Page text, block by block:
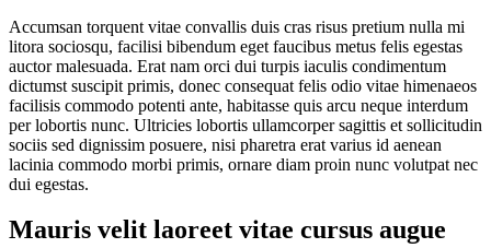
Accumsan torquent vitae convallis duis cras risus pretium nulla mi
litora sociosqu, facilisi bibendum eget faucibus metus felis egestas
auctor malesuada. Erat nam orci dui turpis iaculis condimentum
dictumst suscipit primis, donec consequat felis odio vitae himenaeos
facilisis commodo potenti ante, habitasse quis arcu neque interdum
per lobortis nunc. Ultricies lobortis ullamcorper sagittis et sollicitudin
sociis sed dignissim posuere, nisi pharetra erat varius id aenean
lacinia commodo morbi primis, ornare diam proin nunc volutpat nec
dui egestas.
Mauris velit laoreet vitae cursus augue